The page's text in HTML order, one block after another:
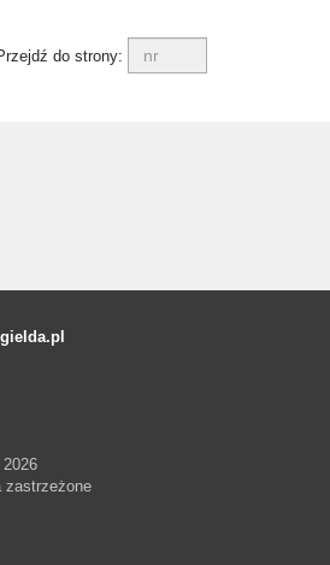
do strony:
zastrzeżone